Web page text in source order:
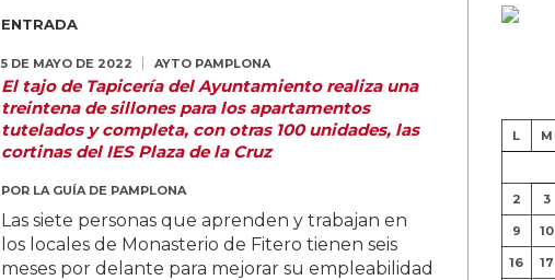
ENTRADA
5 DE MAYO DE 2022 AYTO PAMPLONA
El tajo de Tapicería del Ayuntamiento realiza una
treintena de sillones para los apartamentos
tutelados y completa, con otras 100 unidades, las
cortinas del IES Plaza de la Cruz
POR LA GUÍA DE PAMPLONA
Las siete personas que aprenden y trabajan en
los locales de Monasterio de Fitero tienen seis
meses por delante para mejorar su empleabilidad
L M
2 3
9 10
16 17